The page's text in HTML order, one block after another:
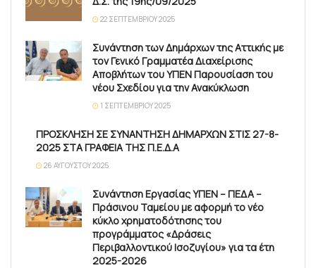
22 ΣΕΠΤΕΜΒΡΊΟΥ 2025
Συνάντηση των Δημάρχων της Αττικής με
τον Γενικό Γραμματέα Διαχείρισης
Αποβλήτων του ΥΠΕΝ Παρουσίαση του
νέου Σχεδίου για την Ανακύκλωση
1 ΣΕΠΤΕΜΒΡΊΟΥ 2025
ΠΡΟΣΚΛΗΣΗ ΣΕ ΣΥΝΑΝΤΗΣΗ ΔΗΜΑΡΧΩΝ ΣΤΙΣ 27-8-
2025 ΣΤΑ ΓΡΑΦΕΙΑ ΤΗΣ Π.Ε.Δ.Α
26 ΑΥΓΟΎΣΤΟΥ 2025
Συνάντηση Εργασίας ΥΠΕΝ – ΠΕΔΑ –
Πράσινου Ταμείου με αφορμή το νέο
κύκλο χρηματοδότησης του
προγράμματος «Δράσεις
Περιβαλλοντικού Ισοζυγίου» για τα έτη
2025-2026